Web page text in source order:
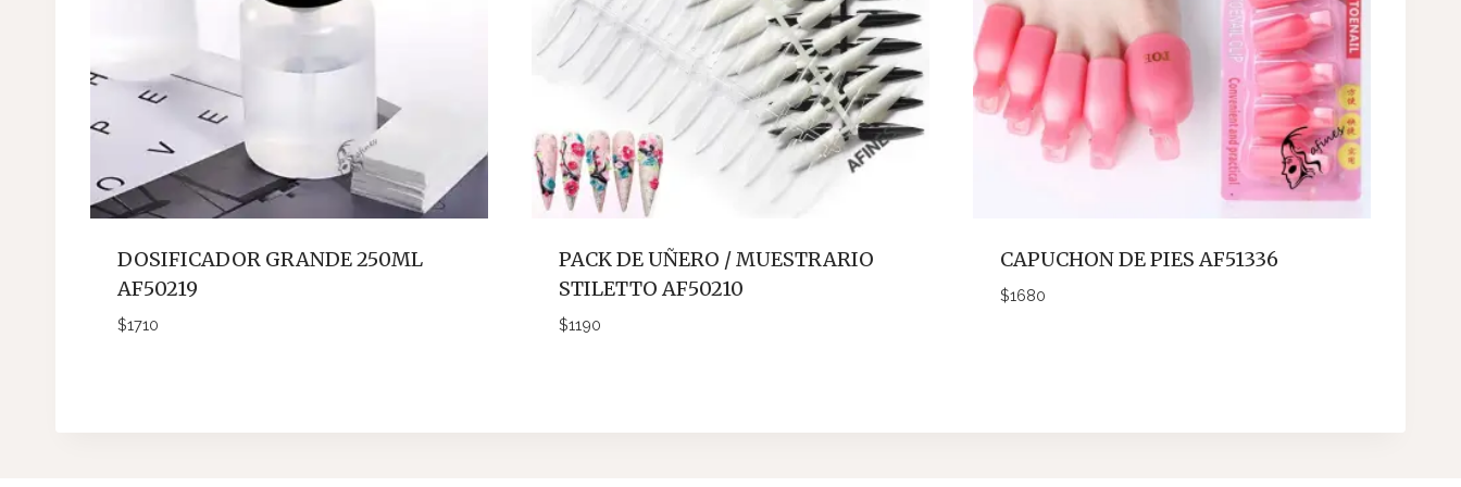
DOSIFICADOR GRANDE 250ML
AF50219
$1710
PACK DE UÑERO / MUESTRARIO
STILETTO AF50210
$1190
CAPUCHON DE PIES AF51336
$1680